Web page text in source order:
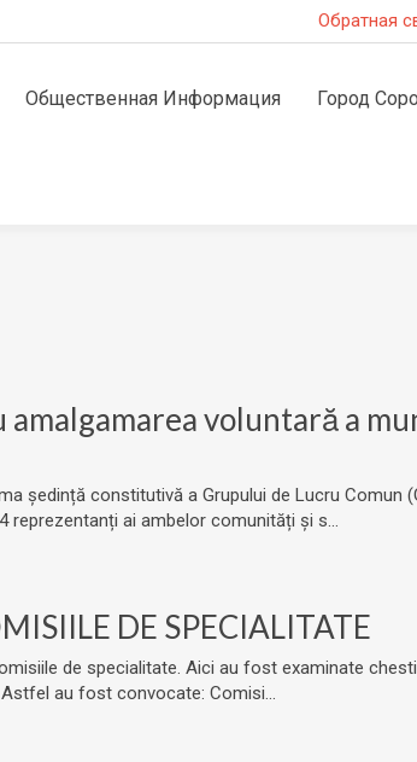
Обратная
Общественная Информация Город
voluntară a
ședință constitutivă a Grupului de Lucru Comun
ai ambelor comunități și s...
DE SPECIALITATE
de specialitate. Aici au fost examinate
au fost convocate: Comisi...